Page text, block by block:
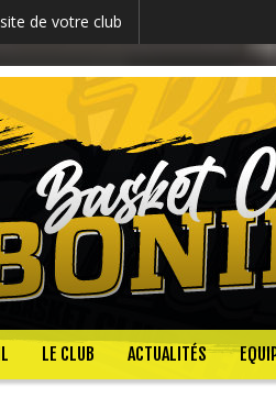
de votre club
LE CLUB ACTUALITÉS